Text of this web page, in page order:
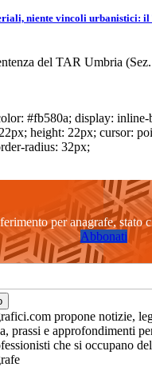
niente vincoli urbanistici:
del TAR Umbria
#fb580a; display:
height: 22px; cursor:
radius: 32px;
per anagrafe, stato
Abbonati
propone notizie,
prassi e approfondimenti
che si occupano